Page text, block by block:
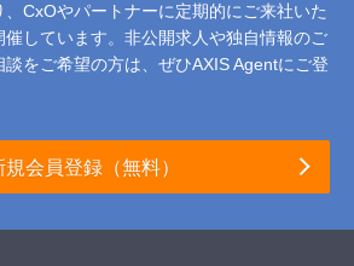
CxOやパートナーに定期的にご来社いた
しています。 非公開求人や独自情報のご
をご希望の方は、ぜひAXIS Agentにご登
規会員登録（無料）